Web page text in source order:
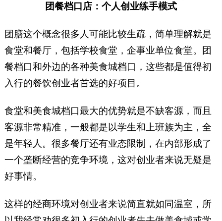
团餐档口店：个人创业练手模式
团膳这个概念很多人可能比较生疏，简单理解就是
食堂和餐厅，包括学校食堂，企事业单位食堂。团
餐档口和外边的各种美食城档口，这些都是值得初
入行的餐饮创业者首选的好项目。
食堂和美食城档口最大的优势就是不缺客源，而且
客源非常精准，一般都是以学生和上班族为主，全
是年轻人。很多餐厅还有业态限制，在内部形成了
一个垄断经营的竞争环境，这对创业者来说无疑是
好事情。
这样的经商环境对创业者来说简直就如同温室，所